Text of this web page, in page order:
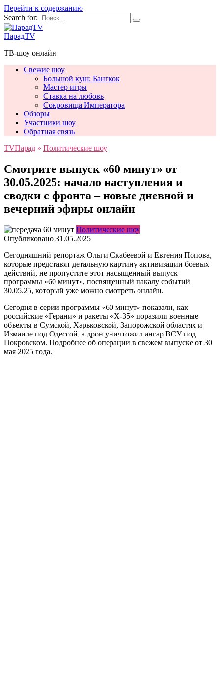
Перейти к содержанию
Search for:
ПарадTV
ТВ-шоу онлайн
Свежие шоу
Большой куш: Бангкок
Мастер игры
Ставка на любовь
Сокровища Императора
Обзоры
Участники шоу
Обратная связь
TVПарад » Политические шоу
Смотрите выпуск «60 минут» от
30.05.2025: начало наступления и
сводки с фронта – новые дневной и
вечерний эфиры онлайн
Политические шоу
Опубликовано 31.05.2025
Сегодняшний репортаж Ольги Скабеевой и Евгения Попова,
которые представят детальную картину активизации боевых
действий, не пропустите этот насыщенный выпуск
программы «60 минут», посвященный накалу событий
30.05.25, который уже можно смотреть онлайн.
Сегодня в серии программы «60 минут» показали, как
российские «Герани» и ракеты «Х-35» поразили военные
объекты в Сумской, Харьковской, Запорожской областях и
Измаиле под Одессой, а дрон уничтожил ангар ВСУ под
Покровском. Подробнее об операции в свежем выпуске от 30
мая 2025 года.